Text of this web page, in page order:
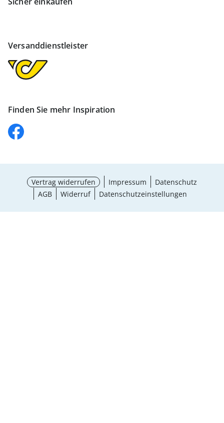
Versanddienstleister
Finden Sie mehr Inspiration
Vertrag widerrufen Impressum
Datenschutz
AGB
Widerruf Datenschutzeinstellungen